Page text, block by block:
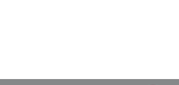
Επιλέξτε αγορά αδειών software ,